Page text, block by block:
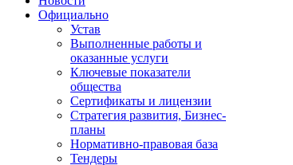
Официально
Устав
Выполненные работы и
оказанные услуги
Ключевые показатели
общества
Сертификаты и лицензии
Стратегия развития, Бизнес-
планы
Нормативно-правовая база
Тендеры